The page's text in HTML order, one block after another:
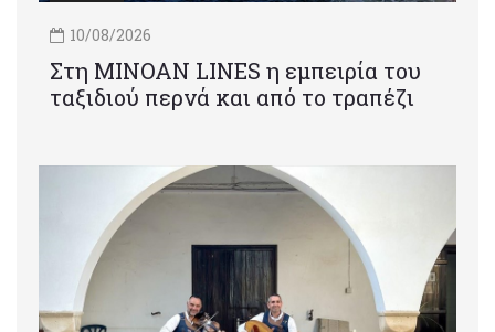
10/08/2026
Στη MINOAN LINES η εμπειρία του
ταξιδιού περνά και από το τραπέζι